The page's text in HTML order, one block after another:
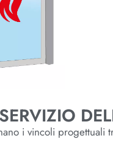
i vincoli progettuali